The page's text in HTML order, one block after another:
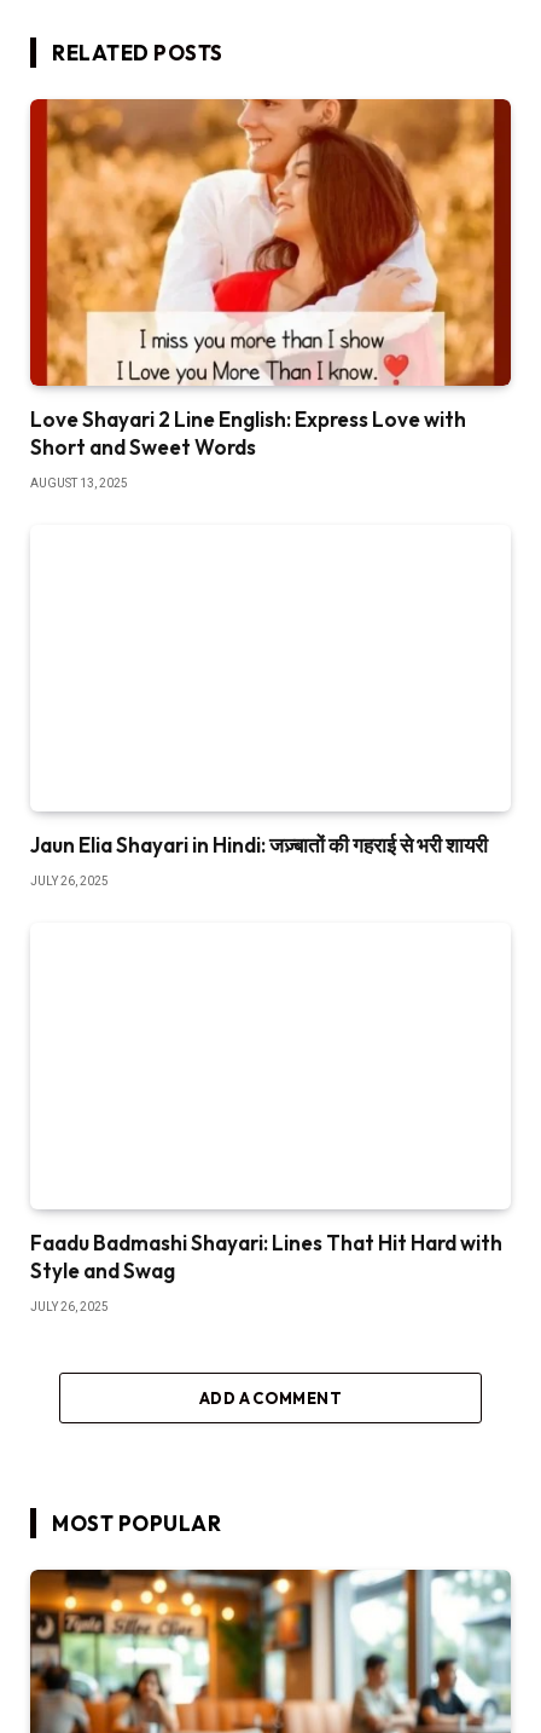
RELATED POSTS
Love Shayari 2 Line English: Express Love with
Short and Sweet Words
AUGUST 13, 2025
Jaun Elia Shayari in Hindi: जज़्बातों की गहराई से भरी शायरी
JULY 26, 2025
Faadu Badmashi Shayari: Lines That Hit Hard with
Style and Swag
JULY 26, 2025
ADD A COMMENT
MOST POPULAR